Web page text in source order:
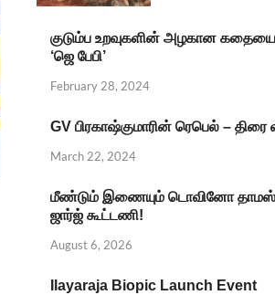
குடும்ப உறவுகளின் அழகான
‘ஜெ பேபி’
February 28, 2024
GV பிரகாஷ்குமாரின் ரெபெல் –
March 22, 2024
மீண்டும் இணையும் டொவினோ தாமஸ்
ஜார்ஜ் கூட்டணி!
August 6, 2026
Ilayaraja Biopic Launch Event